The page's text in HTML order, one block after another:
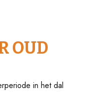
OUD
in het dal